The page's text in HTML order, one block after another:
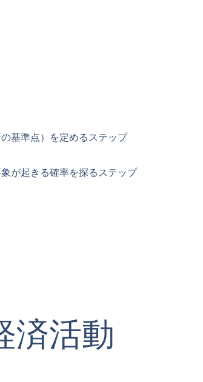
基準点）を定めるステップ
が起きる確率を探るステップ
済活動